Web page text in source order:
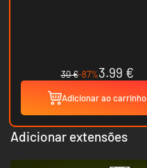
30 €-87%3.99 €
Adicionar ao carrinho
Adicionar extensões